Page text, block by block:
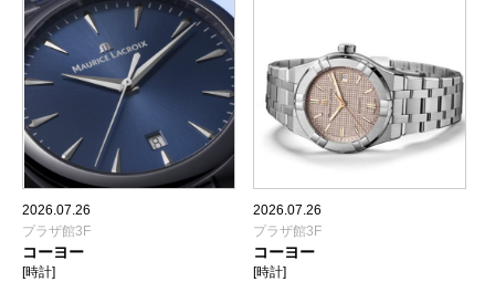
2026.07.26
プラザ館3F
コーヨー
[時計]
2026.07.26
プラザ館3F
コーヨー
[時計]